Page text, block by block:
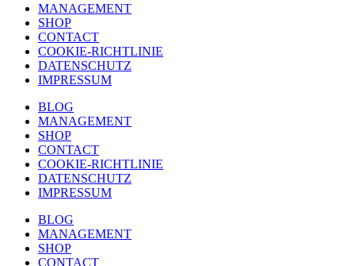
MANAGEMENT
SHOP
CONTACT
COOKIE-RICHTLINIE
DATENSCHUTZ
IMPRESSUM
BLOG
MANAGEMENT
SHOP
CONTACT
COOKIE-RICHTLINIE
DATENSCHUTZ
IMPRESSUM
BLOG
MANAGEMENT
SHOP
CONTACT